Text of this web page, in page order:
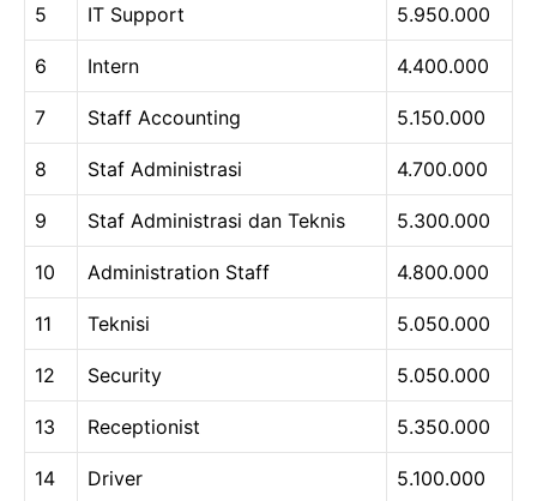
5 IT Support 5.950.000
6 Intern 4.400.000
7 Staff Accounting 5.150.000
8 Staf Administrasi 4.700.000
9 Staf Administrasi dan Teknis 5.300.000
10 Administration Staff 4.800.000
11 Teknisi 5.050.000
12 Security 5.050.000
13 Receptionist 5.350.000
14 Driver 5.100.000